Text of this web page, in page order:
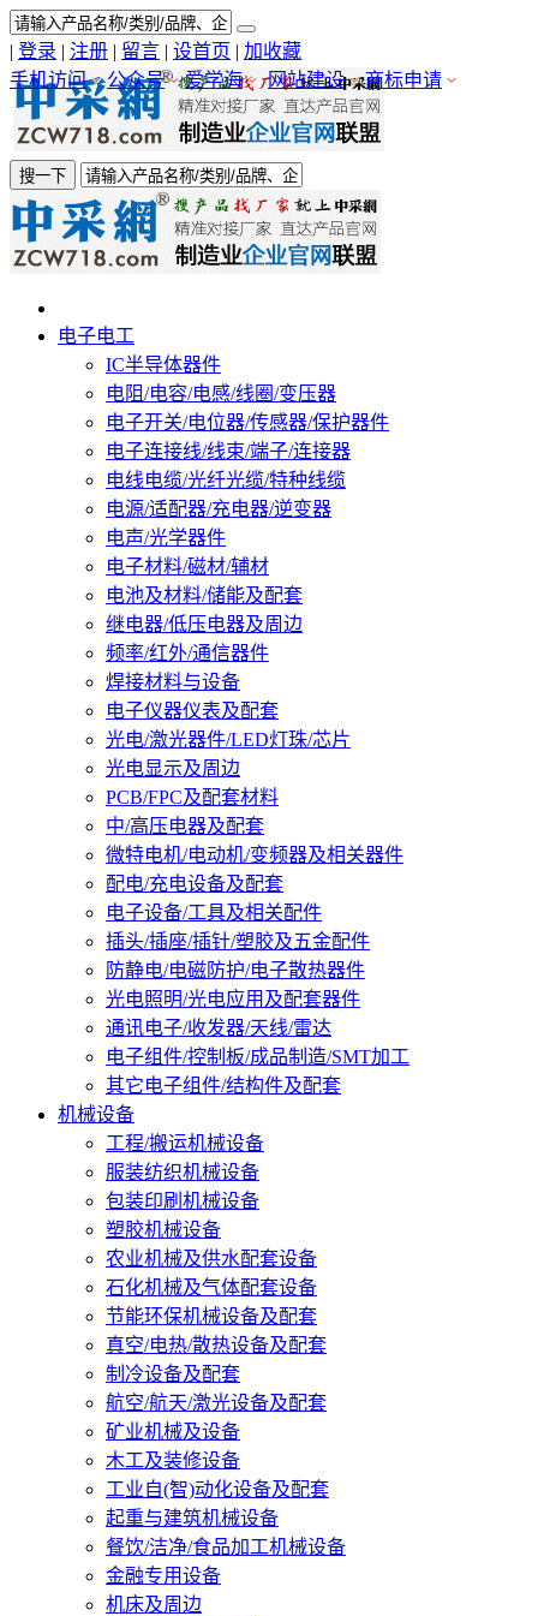
| 登录 | 注册 | 留言 | 设首页 | 加收藏
手机访问
公众号 爱学海 网站建设 商标申请
搜一下
电子电工
IC半导体器件
电阻/电容/电感/线圈/变压器
电子开关/电位器/传感器/保护器件
电子连接线/线束/端子/连接器
电线电缆/光纤光缆/特种线缆
电源/适配器/充电器/逆变器
电声/光学器件
电子材料/磁材/辅材
电池及材料/储能及配套
继电器/低压电器及周边
频率/红外/通信器件
焊接材料与设备
电子仪器仪表及配套
光电/激光器件/LED灯珠/芯片
光电显示及周边
PCB/FPC及配套材料
中/高压电器及配套
微特电机/电动机/变频器及相关器件
配电/充电设备及配套
电子设备/工具及相关配件
插头/插座/插针/塑胶及五金配件
防静电/电磁防护/电子散热器件
光电照明/光电应用及配套器件
通讯电子/收发器/天线/雷达
电子组件/控制板/成品制造/SMT加工
其它电子组件/结构件及配套
机械设备
工程/搬运机械设备
服装纺织机械设备
包装印刷机械设备
塑胶机械设备
农业机械及供水配套设备
石化机械及气体配套设备
节能环保机械设备及配套
真空/电热/散热设备及配套
制冷设备及配套
航空/航天/激光设备及配套
矿业机械及设备
木工及装修设备
工业自(智)动化设备及配套
起重与建筑机械设备
餐饮/洁净/食品加工机械设备
金融专用设备
机床及周边